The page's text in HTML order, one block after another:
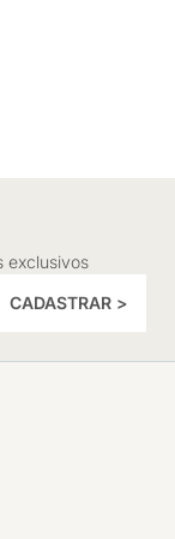
exclusivos
CADASTRAR >